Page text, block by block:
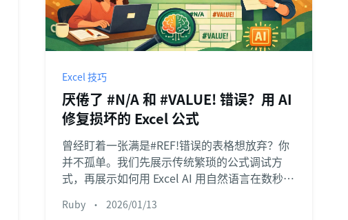
Excel 技巧
厌倦了 #N/A 和 #VALUE! 错误？用 AI
修复损坏的 Excel 公式
曾经盯着一张满是#REF!错误的表格想放弃？你
并不孤单。我们先展示传统繁琐的公式调试方
式，再展示如何用 Excel AI 用自然语言在数秒内
Ruby • 2026/01/13